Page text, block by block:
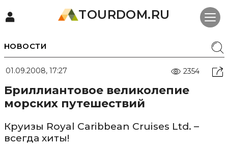
TOURDOM.RU
НОВОСТИ
01.09.2008, 17:27 2354
Бриллиантовое великолепие
морских путешествий
Круизы Royal Caribbean Cruises Ltd. –
всегда хиты!